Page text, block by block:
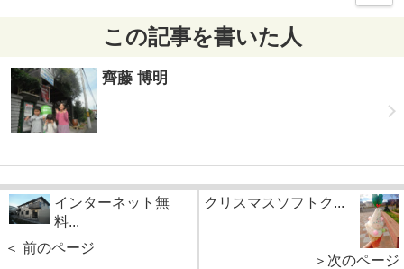
この記事を書いた人
齊藤 博明
インターネット無
料...
＜ 前のページ
クリスマスソフトク...
＞次のページ